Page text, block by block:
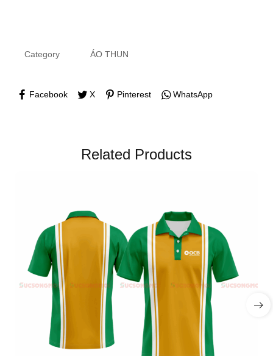
Category ÁO THUN
Facebook X Pinterest WhatsApp
Related Products